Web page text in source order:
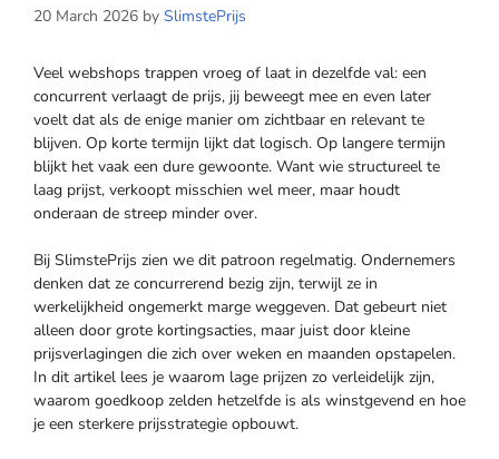
20 March 2026 by SlimstePrijs
Veel webshops trappen vroeg of laat in dezelfde val: een
concurrent verlaagt de prijs, jij beweegt mee en even later
voelt dat als de enige manier om zichtbaar en relevant te
blijven. Op korte termijn lijkt dat logisch. Op langere termijn
blijkt het vaak een dure gewoonte. Want wie structureel te
laag prijst, verkoopt misschien wel meer, maar houdt
onderaan de streep minder over.
Bij SlimstePrijs zien we dit patroon regelmatig. Ondernemers
denken dat ze concurrerend bezig zijn, terwijl ze in
werkelijkheid ongemerkt marge weggeven. Dat gebeurt niet
alleen door grote kortingsacties, maar juist door kleine
prijsverlagingen die zich over weken en maanden opstapelen.
In dit artikel lees je waarom lage prijzen zo verleidelijk zijn,
waarom goedkoop zelden hetzelfde is als winstgevend en hoe
je een sterkere prijsstrategie opbouwt.